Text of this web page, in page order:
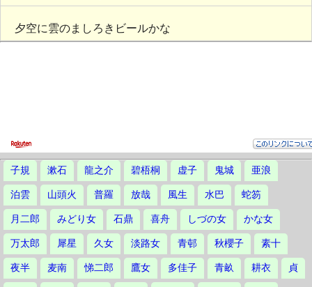
夕空に雲のましろきビールかな
子規 漱石 龍之介 碧梧桐 虚子 鬼城 亜浪
泊雲 山頭火 普羅 放哉 風生 水巴 蛇笏
月二郎 みどり女 石鼎 喜舟 しづの女 かな女
万太郎 犀星 久女 淡路女 青邨 秋櫻子 素十
夜半 麦南 悌二郎 鷹女 多佳子 青畝 耕衣 貞